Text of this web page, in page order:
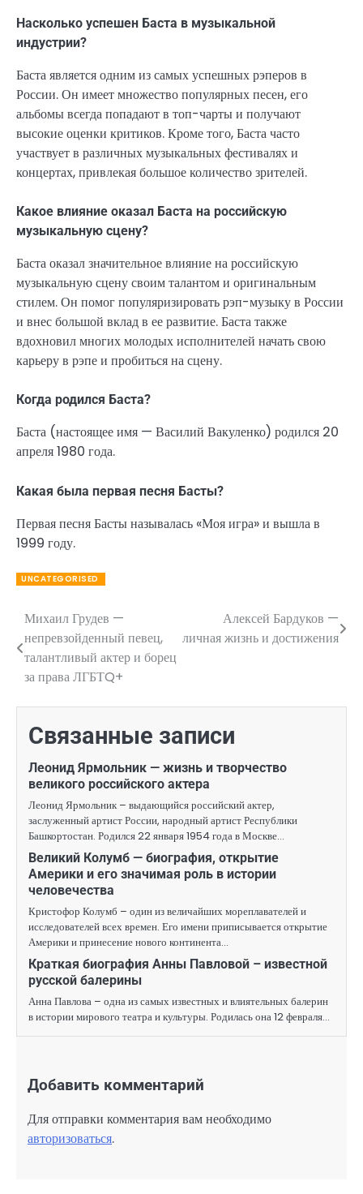
Насколько успешен Баста в музыкальной
индустрии?
Баста является одним из самых успешных рэперов в
России. Он имеет множество популярных песен, его
альбомы всегда попадают в топ-чарты и получают
высокие оценки критиков. Кроме того, Баста часто
участвует в различных музыкальных фестивалях и
концертах, привлекая большое количество зрителей.
Какое влияние оказал Баста на российскую
музыкальную сцену?
Баста оказал значительное влияние на российскую
музыкальную сцену своим талантом и оригинальным
стилем. Он помог популяризировать рэп-музыку в России
и внес большой вклад в ее развитие. Баста также
вдохновил многих молодых исполнителей начать свою
карьеру в рэпе и пробиться на сцену.
Когда родился Баста?
Баста (настоящее имя — Василий Вакуленко) родился 20
апреля 1980 года.
Какая была первая песня Басты?
Первая песня Басты называлась «Моя игра» и вышла в
1999 году.
UNCATEGORISED
Навигация
по
записям
Михаил Грудев —
непревзойденный певец,
талантливый актер и борец
за права ЛГБТQ+
Алексей Бардуков —
личная жизнь и достижения
Связанные записи
Леонид Ярмольник — жизнь и творчество
великого российского актера
Леонид Ярмольник – выдающийся российский актер,
заслуженный артист России, народный артист Республики
Башкортостан. Родился 22 января 1954 года в Москве…
Великий Колумб — биография, открытие
Америки и его значимая роль в истории
человечества
Кристофор Колумб – один из величайших мореплавателей и
исследователей всех времен. Его имени приписывается открытие
Америки и принесение нового континента…
Краткая биография Анны Павловой – известной
русской балерины
Анна Павлова – одна из самых известных и влиятельных балерин
в истории мирового театра и культуры. Родилась она 12 февраля…
Добавить комментарий
Для отправки комментария вам необходимо
авторизоваться.